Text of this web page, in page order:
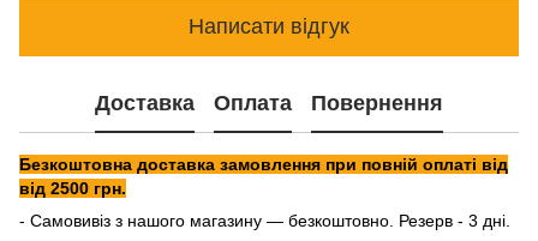
Написати відгук
Доставка Оплата Повернення
Безкоштовна доставка замовлення при повній оплаті від
від 2500 грн.
- Самовивіз з нашого магазину — безкоштовно. Резерв - 3 дні.